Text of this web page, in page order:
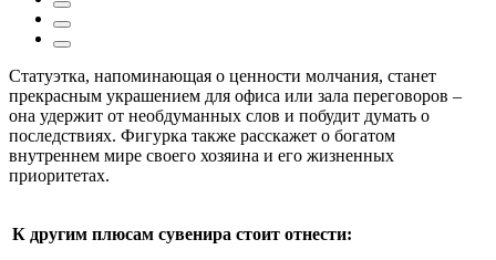
Статуэтка, напоминающая о ценности молчания, станет
прекрасным украшением для офиса или зала переговоров –
она удержит от необдуманных слов и побудит думать о
последствиях. Фигурка также расскажет о богатом
внутреннем мире своего хозяина и его жизненных
приоритетах.
К другим плюсам сувенира стоит отнести: